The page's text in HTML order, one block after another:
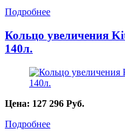
Подробнее
Кольцо увеличения
140л.
Цена: 127 296 Руб.
Подробнее